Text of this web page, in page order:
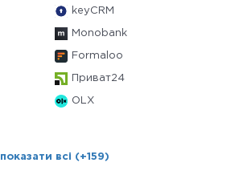
keyCRM
Monobank
Formaloo
Приват24
OLX
показати всі (+159)